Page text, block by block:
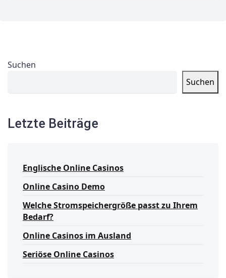
Suchen
Suchen
Letzte Beiträge
Englische Online Casinos
Online Casino Demo
Welche Stromspeichergröße passt zu Ihrem
Bedarf?
Online Casinos im Ausland
Seriöse Online Casinos